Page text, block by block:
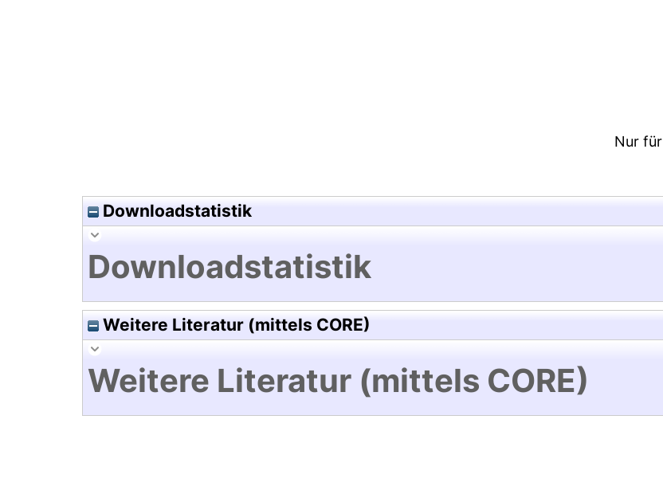
Nur
Downloadstatistik
Downloadstatistik
Weitere Literatur (mittels CORE)
Weitere Literatur (mittels CORE)